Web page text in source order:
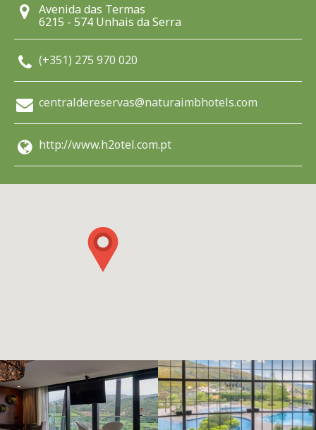
Avenida das Termas
6215 - 574 Unhais da Serra
(+351) 275 970 020
centraldereservas@naturaimbhotels.com
http://www.h2otel.com.pt